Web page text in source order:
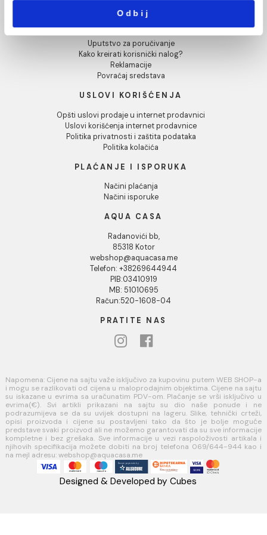
Pokaži detalje
Dozvoli sve
Dozvoli izbor
Odbij
INFORMACIJE O KOMPANIJI
O nama
Naši saloni
Kontakt
Podaci o kompaniji
KORISNIČKA PODRŠKA
Uputstvo za poručivanje
Reklamacije
Povraćaj sredstava
Opšti uslovi prodaje u internet prodavnici
Uslovi korišćenja internet prodavnice
Politika privatnosti i zaštita podataka
Politika kolačića
PLAĆANJE I ISPORUKA
Načini plaćanja
Načini isporuke
Radanovići bb,
85318 Kotor
webshop@aquacasa.me
Telefon: +38269644944
PIB:03410919
MB: 51010695
Račun:520-1608-04
PRATITE NAS